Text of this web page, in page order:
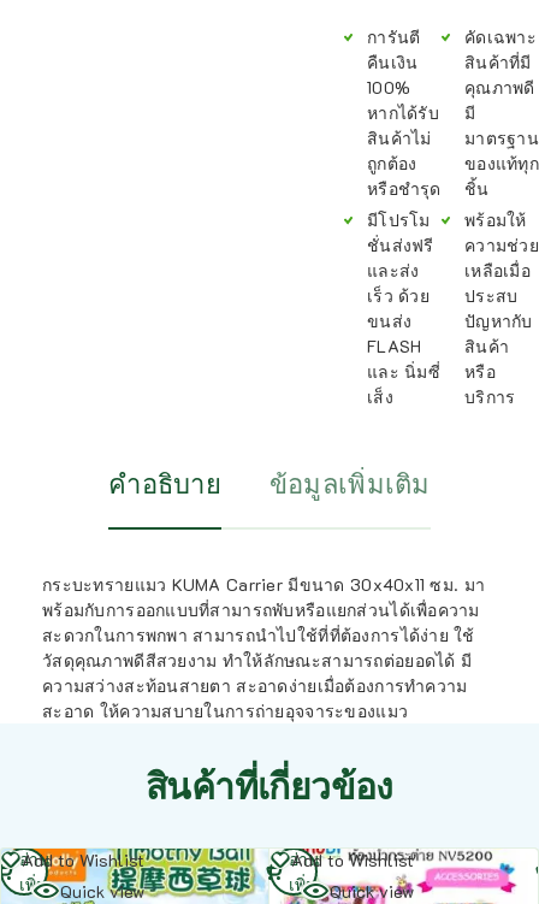
การันตี
คืนเงิน
100%
หากได้รับ
สินค้าไม่
ถูกต้อง
หรือชำรุด
มีโปรโม
ชั่นส่งฟรี
และส่ง
เร็ว ด้วย
ขนส่ง
FLASH
และ นิ่มซี่
เส็ง
คัดเฉพาะ
สินค้าที่มี
คุณภาพดี
มี
มาตรฐาน
ของแท้ทุก
ชิ้น
พร้อมให้
ความช่วย
เหลือเมื่อ
ประสบ
ปัญหากับ
สินค้า
หรือ
บริการ
คำอธิบาย ข้อมูลเพิ่มเติม
กระบะทรายแมว KUMA Carrier มีขนาด 30x40x11 ซม. มา
พร้อมกับการออกแบบที่สามารถพับหรือแยกส่วนได้เพื่อความ
สะดวกในการพกพา สามารถนำไปใช้ที่ที่ต้องการได้ง่าย ใช้
วัสดุคุณภาพดีสีสวยงาม ทำให้ลักษณะสามารถต่อยอดได้ มี
ความสว่างสะท้อนสายตา สะอาดง่ายเมื่อต้องการทำความ
สะอาด ให้ความสบายในการถ่ายอุจจาระของแมว
สินค้าที่เกี่ยวข้อง
Add to Wishlist
Quick view
อ่าน
เพิ่ม
Add to Wishlist
Quick view
อ่าน
เพิ่ม